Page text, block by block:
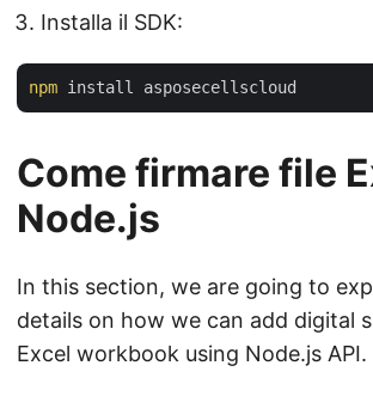
Installa il SDK:
npm
Come firmare file
Node.js
In this section, we are going to
details on how we can add digital
Excel workbook using Node.js API.